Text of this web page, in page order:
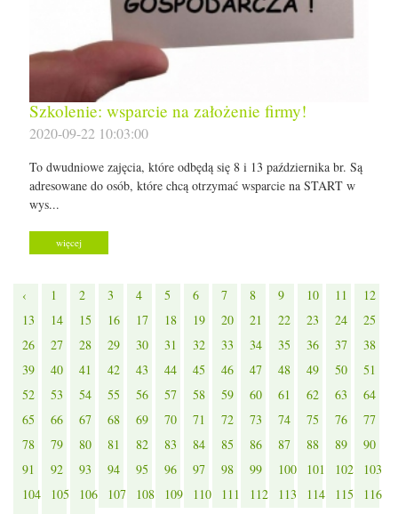
Szkolenie: wsparcie na założenie firmy!
2020-09-22 10:03:00
To dwudniowe zajęcia, które odbędą się 8 i 13 października br. Są
adresowane do osób, które chcą otrzymać wsparcie na START w
wys...
więcej
‹ 1 2 3 4 5 6 7 8 9 10 11
12
13
14 15 16 17 18 19 20 21 22 23 24
25
26
27 28 29 30 31 32 33 34 35 36 37
38
39
40 41 42 43 44 45 46 47 48 49 50
51
52
53 54 55 56 57 58 59 60 61 62 63
64
65
66 67 68 69 70 71 72 73 74 75 76
77
78
79 80 81 82 83 84 85 86 87 88 89
90
91
92 93 94 95 96 97 98 99 100 101 102
103
104
105 106 107 108 109 110 111 112 113 114 115
116